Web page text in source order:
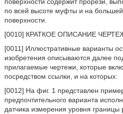
по всей высоте муфты и на
поверхности.
[0010] КРАТКОЕ ОПИСАНИЕ
[0011] Иллюстративные варианты
изобретения описываются далее
прилагаемые чертежи, которые
посредством ссылки, и на которых:
[0012] На фиг. 1 представлен
предпочтительного варианта
датчика измерения уровня границы